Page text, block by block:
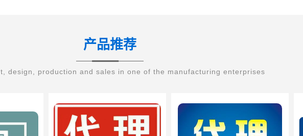
产品推荐
design, production and sales in one of the manufacturing enterprises